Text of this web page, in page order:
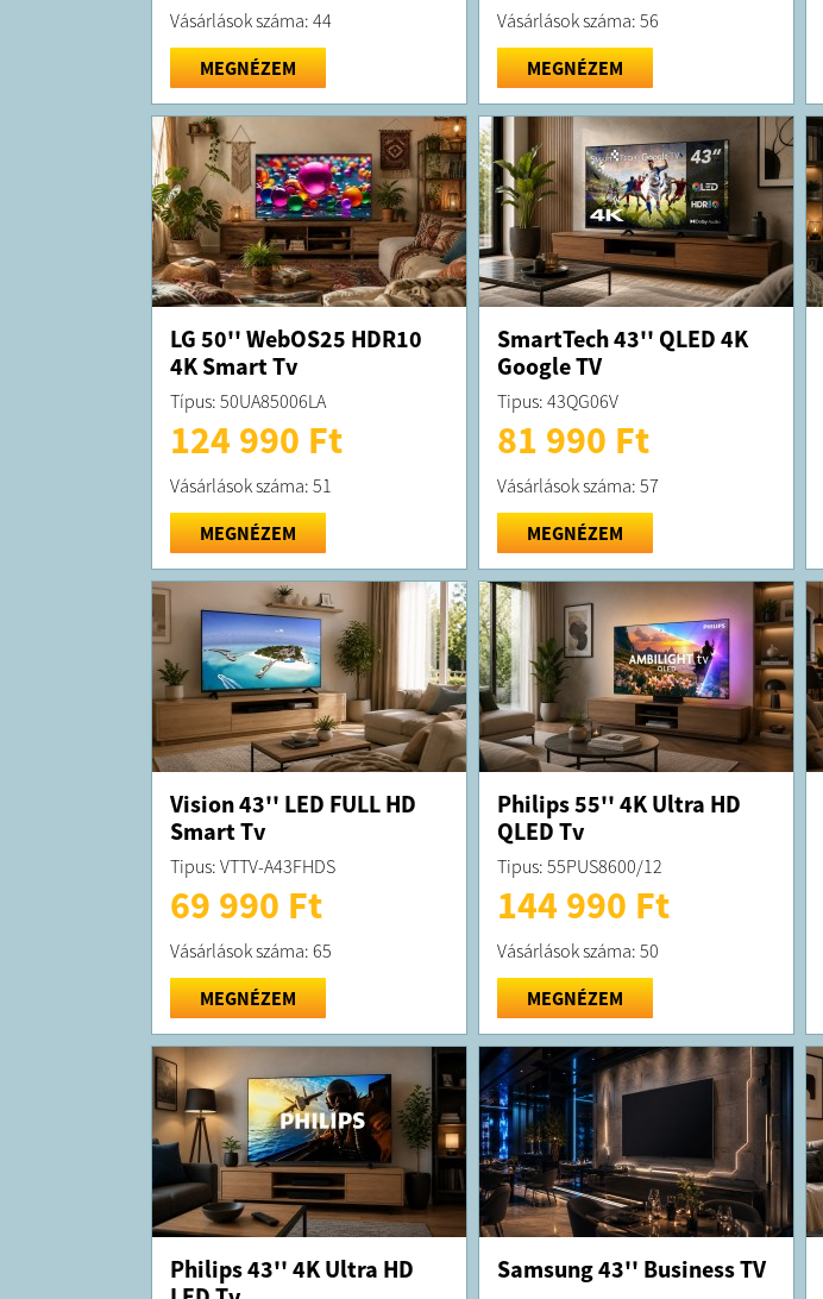
Vásárlások száma: 44
MEGNÉZEM
Vásárlások száma: 56
MEGNÉZEM
LG 50'' WebOS25 HDR10
4K Smart Tv
Típus: 50UA85006LA
124 990 Ft
Vásárlások száma: 51
MEGNÉZEM
SmartTech 43'' QLED 4K
Google TV
Tipus: 43QG06V
81 990 Ft
Vásárlások száma: 57
MEGNÉZEM
Vision 43'' LED FULL HD
Smart Tv
Tipus: VTTV-A43FHDS
69 990 Ft
Vásárlások száma: 65
MEGNÉZEM
Philips 55'' 4K Ultra HD
QLED Tv
Tipus: 55PUS8600/12
144 990 Ft
Vásárlások száma: 50
MEGNÉZEM
Philips 43'' 4K Ultra HD
Samsung 43'' Business TV